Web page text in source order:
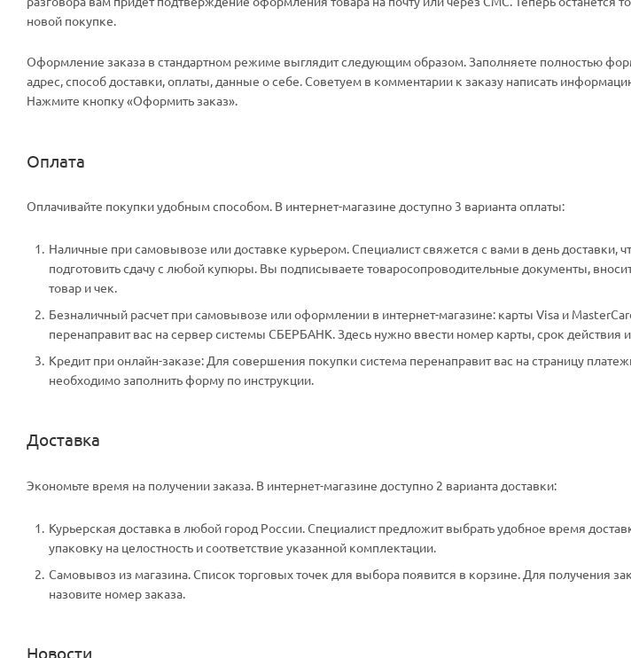
новой покупке.
Оформление заказа в стандартном режиме выглядит следующим образом. Заполняете полностью
адрес, способ доставки, оплаты, данные о себе. Советуем в комментарии к заказу написать
Нажмите кнопку «Оформить заказ».
Оплата
Оплачивайте покупки удобным способом. В интернет-магазине доступно 3 варианта оплаты:
Наличные при самовывозе или доставке курьером. Специалист свяжется с вами в день доставки,
подготовить сдачу с любой купюры. Вы подписываете товаросопроводительные документы,
товар и чек.
Безналичный расчет при самовывозе или оформлении в интернет-магазине: карты Visa и
перенаправит вас на сервер системы СБЕРБАНК. Здесь нужно ввести номер карты, срок действия
Кредит при онлайн-заказе: Для совершения покупки система перенаправит вас на страницу
необходимо заполнить форму по инструкции.
Доставка
Экономьте время на получении заказа. В интернет-магазине доступно 2 варианта доставки:
Курьерская доставка в любой город России. Специалист предложит выбрать удобное время
упаковку на целостность и соответствие указанной комплектации.
Самовывоз из магазина. Список торговых точек для выбора появится в корзине. Для получения
назовите номер заказа.
Новости